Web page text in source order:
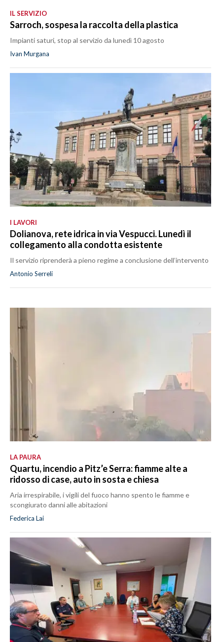
IL SERVIZIO
Sarroch, sospesa la raccolta della plastica
Impianti saturi, stop al servizio da lunedì 10 agosto
Ivan Murgana
I LAVORI
Dolianova, rete idrica in via Vespucci. Lunedì il
collegamento alla condotta esistente
Il servizio riprenderà a pieno regime a conclusione dell’intervento
Antonio Serreli
LA PAURA
Quartu, incendio a Pitz’e Serra: fiamme alte a
ridosso di case, auto in sosta e chiesa
Aria irrespirabile, i vigili del fuoco hanno spento le fiamme e
scongiurato danni alle abitazioni
Federica Lai